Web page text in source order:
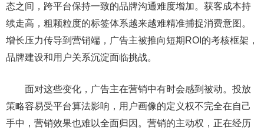
态之间，跨平台保持一致的品牌沟通难度增加。获客成本持
续走高，粗颗粒度的标签体系越来越难精准捕捉消费意图。
增长压力传导到营销端，广告主被推向短期ROI的考核框架，
品牌建设和用户关系沉淀面临挑战。
面对这些变化，广告主在营销中有时会感到被动。投放
策略容易受平台算法影响，用户画像的定义权不完全在自己
手中，营销效果也难以全面归因。营销的主动权，正在经历